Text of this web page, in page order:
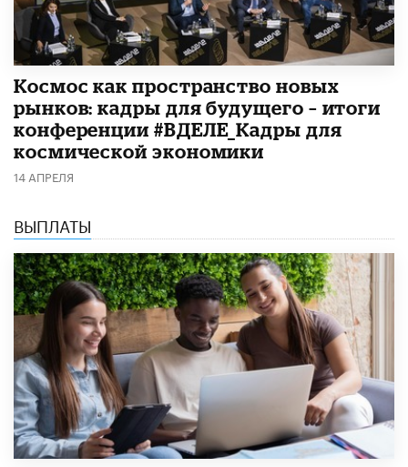
Космос как пространство новых
рынков: кадры для будущего – итоги
конференции #ВДЕЛЕ_Кадры для
космической экономики
14 АПРЕЛЯ
ВЫПЛАТЫ